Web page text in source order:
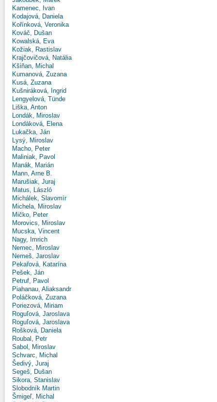
Kamenec, Ivan
Kodajová, Daniela
Kořínková, Veronika
Kováč, Dušan
Kowalská, Eva
Kožiak, Rastislav
Krajčovičová, Natália
Kšiňan, Michal
Kumanová, Zuzana
Kusá, Zuzana
Kušniráková, Ingrid
Lengyelová, Tünde
Liška, Anton
Londák, Miroslav
Londáková, Elena
Lukačka, Ján
Lysý, Miroslav
Macho, Peter
Maliniak, Pavol
Manák, Marián
Mann, Arne B.
Marušiak, Juraj
Matus, László
Michálek, Slavomír
Michela, Miroslav
Mičko, Peter
Morovics, Miroslav
Mucska, Vincent
Nagy, Imrich
Nemec, Miroslav
Nemeš, Jaroslav
Pekařová, Katarína
Pešek, Ján
Petruf, Pavol
Piahanau, Aliaksandr
Poláčková, Zuzana
Poriezová, Miriam
Roguľová, Jaroslava
Roguľová, Jaroslava
Rošková, Daniela
Roubal, Petr
Sabol, Miroslav
Schvarc, Michal
Šedivý, Juraj
Segeš, Dušan
Sikora, Stanislav
Slobodník Martin
Šmigeľ, Michal